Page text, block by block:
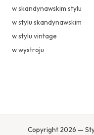
w skandynawskim stylu
w stylu skandynawskim
w stylu vintage
w wystroju
Copyright 2026 —